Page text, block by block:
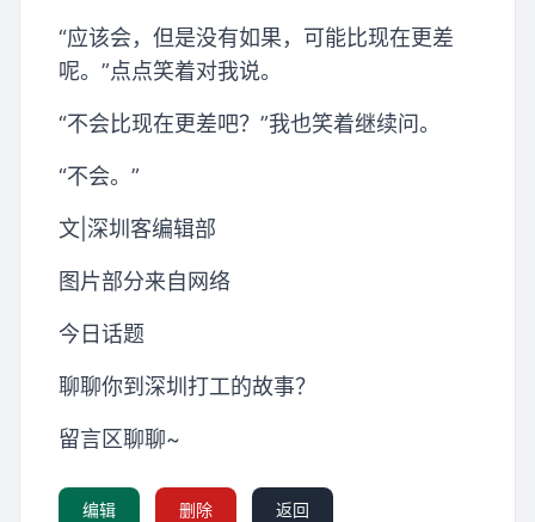
“应该会，但是没有如果，可能比现在更差
呢。”点点笑着对我说。
“不会比现在更差吧？”我也笑着继续问。
“不会。”
文|深圳客编辑部
图片部分来自网络
今日话题
聊聊你到深圳打工的故事？
留言区聊聊~
编辑 删除 返回